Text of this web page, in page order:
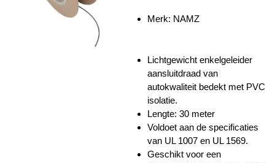
Merk: NAMZ
Lichtgewicht enkelgeleider
aansluitdraad van
autokwaliteit bedekt met PVC
isolatie.
Lengte: 30 meter
Voldoet aan de specificaties
van UL 1007 en UL 1569.
Geschikt voor een